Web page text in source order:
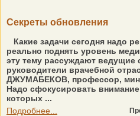
Секреты обновления
Какие задачи сегодня надо
реально поднять уровень
эту тему рассуждают ведущие
руководители врачебной
ДЖУМАБЕКОВ, профессор,
Надо сфокусировать
которых ...
Подробнее...